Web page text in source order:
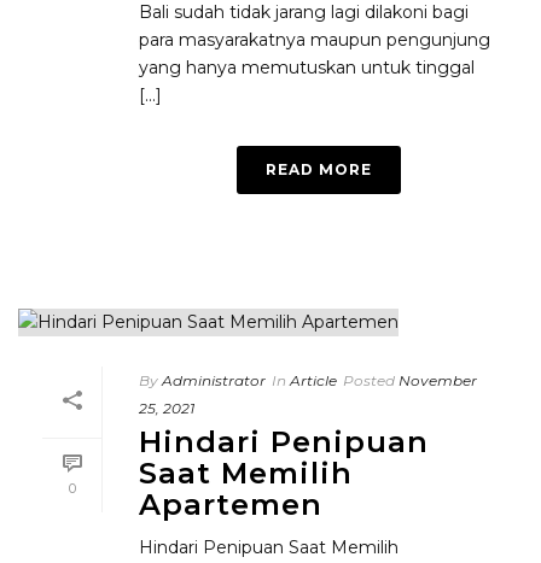
Bali sudah tidak jarang lagi dilakoni bagi
para masyarakatnya maupun pengunjung
yang hanya memutuskan untuk tinggal
[...]
READ MORE
0
By Administrator In Article Posted November
25, 2021
Hindari Penipuan
Saat Memilih
Apartemen
Hindari Penipuan Saat Memilih